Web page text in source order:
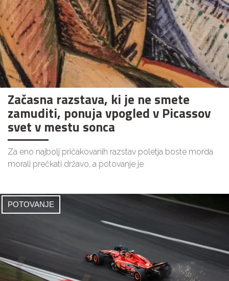
Začasna razstava, ki je ne smete
zamuditi, ponuja vpogled v Picassov
svet v mestu sonca
Za eno najbolj pričakovanih razstav poletja boste morda
morali prečkati državo, a potovanje je
POTOVANJE